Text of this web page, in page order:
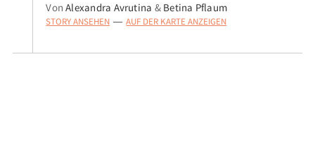
VonAlexandra Avrutina & Betina Pflaum
STORY ANSEHEN — AUF DER KARTE ANZEIGEN